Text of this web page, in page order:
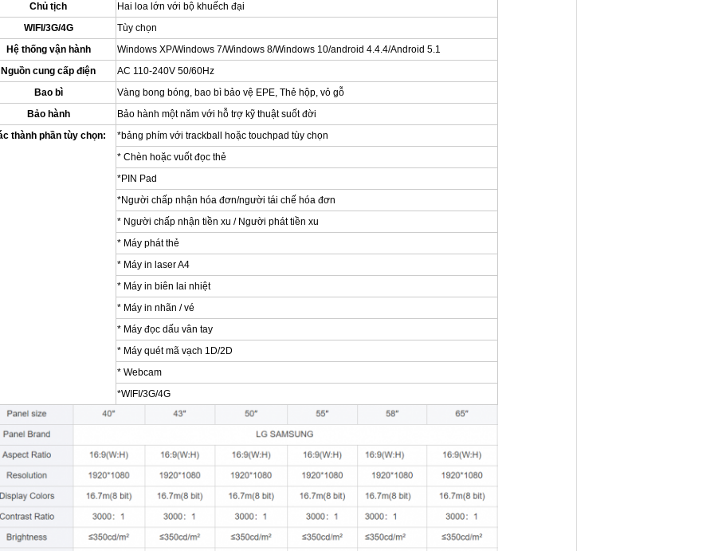
Chủ tịch
Hai loa lớn với bộ khuếch đại
WIFI/3G/4G
Tùy chọn
Hệ thống vận hành
Windows XP/Windows 7/Windows 8/Windows 10/android 4.4.4/Android 5.1
Nguồn cung cấp điện
AC 110-240V 50/60Hz
Bao bì
Vàng bong bóng, bao bì bảo vệ EPE, Thẻ hộp, vỏ gỗ
Bảo hành
Bảo hành một năm với hỗ trợ kỹ thuật suốt đời
thành phần tùy chọn:
*bảng phím với trackball hoặc touchpad tùy chọn
* Chèn hoặc vuốt đọc thẻ
*PIN Pad
*Người chấp nhận hóa đơn/người tái chế hóa đơn
* Người chấp nhận tiền xu / Người phát tiền xu
* Máy phát thẻ
* Máy in laser A4
* Máy in biên lai nhiệt
* Máy in nhãn / vé
* Máy đọc dấu vân tay
* Máy quét mã vạch 1D/2D
* Webcam
*WIFI/3G/4G